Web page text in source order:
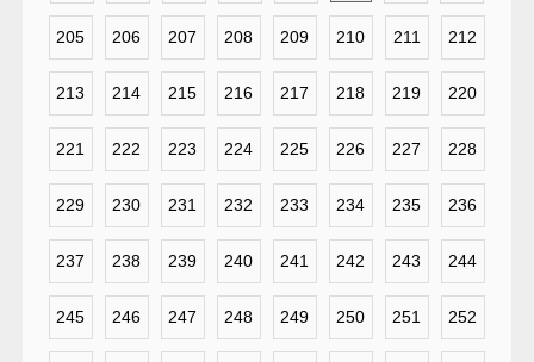
205 206 207 208 209 210 211 212
213 214 215 216 217 218 219 220
221 222 223 224 225 226 227 228
229 230 231 232 233 234 235 236
237 238 239 240 241 242 243 244
245 246 247 248 249 250 251 252